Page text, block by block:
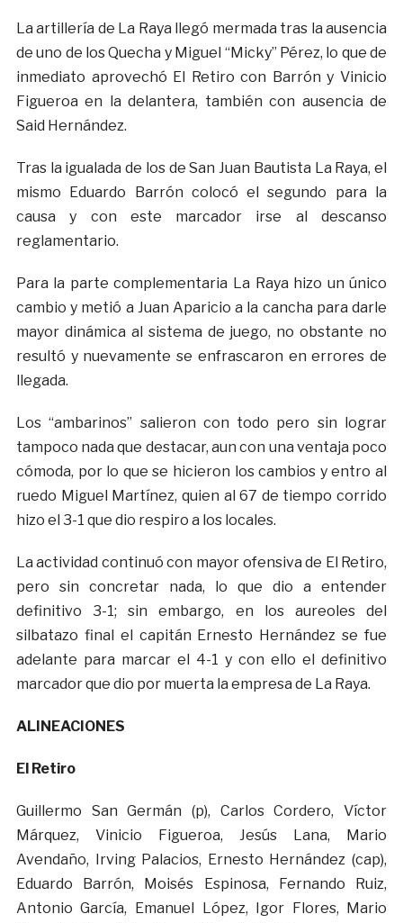
La artillería de La Raya llegó mermada tras la ausencia
de uno de los Quecha y Miguel “Micky” Pérez, lo que de
inmediato aprovechó El Retiro con Barrón y Vinicio
Figueroa en la delantera, también con ausencia de
Said Hernández.
Tras la igualada de los de San Juan Bautista La Raya, el
mismo Eduardo Barrón colocó el segundo para la
causa y con este marcador irse al descanso
reglamentario.
Para la parte complementaria La Raya hizo un único
cambio y metió a Juan Aparicio a la cancha para darle
mayor dinámica al sistema de juego, no obstante no
resultó y nuevamente se enfrascaron en errores de
llegada.
Los “ambarinos” salieron con todo pero sin lograr
tampoco nada que destacar, aun con una ventaja poco
cómoda, por lo que se hicieron los cambios y entro al
ruedo Miguel Martínez, quien al 67 de tiempo corrido
hizo el 3-1 que dio respiro a los locales.
La actividad continuó con mayor ofensiva de El Retiro,
pero sin concretar nada, lo que dio a entender
definitivo 3-1; sin embargo, en los aureoles del
silbatazo final el capitán Ernesto Hernández se fue
adelante para marcar el 4-1 y con ello el definitivo
marcador que dio por muerta la empresa de La Raya.
ALINEACIONES
El Retiro
Guillermo San Germán (p), Carlos Cordero, Víctor
Márquez, Vinicio Figueroa, Jesús Lana, Mario
Avendaño, Irving Palacios, Ernesto Hernández (cap),
Eduardo Barrón, Moisés Espinosa, Fernando Ruiz,
Antonio García, Emanuel López, Igor Flores, Mario